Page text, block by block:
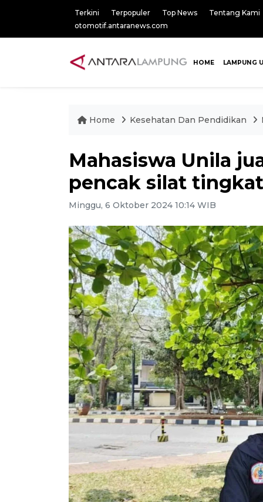
Terkini Terpopuler Top News Tentang Kami
otomotif.antaranews.com
HOME LAMPUNG
Home Kesehatan Dan Pendidikan
Mahasiswa Unila
pencak silat
Minggu, 6 Oktober 2024 10:14 WIB